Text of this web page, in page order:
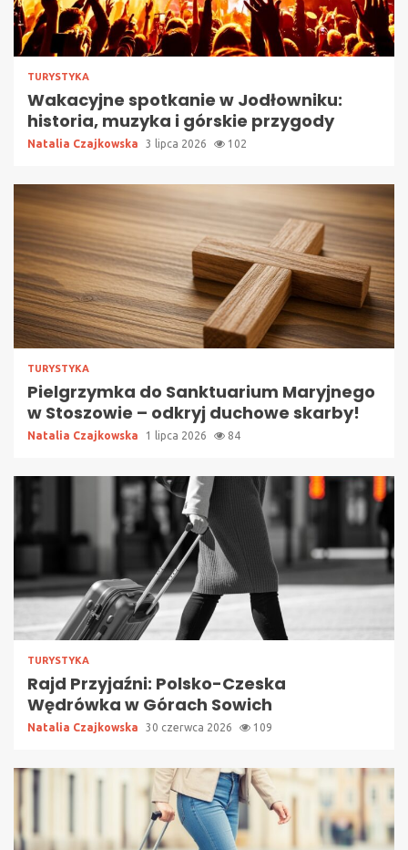
TURYSTYKA
Wakacyjne spotkanie w Jodłowniku:
historia, muzyka i górskie przygody
Natalia Czajkowska 3 lipca 2026 102
TURYSTYKA
Pielgrzymka do Sanktuarium Maryjnego
w Stoszowie – odkryj duchowe skarby!
Natalia Czajkowska 1 lipca 2026 84
TURYSTYKA
Rajd Przyjaźni: Polsko-Czeska
Wędrówka w Górach Sowich
Natalia Czajkowska 30 czerwca 2026 109